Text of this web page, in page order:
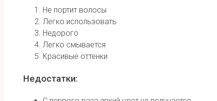
Не портит волосы
Легко использовать
Недорого
Легко смывается
Красивые оттенки
Недостатки: